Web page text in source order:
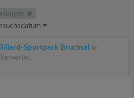
Billard-Sportpark Bruchsal
in